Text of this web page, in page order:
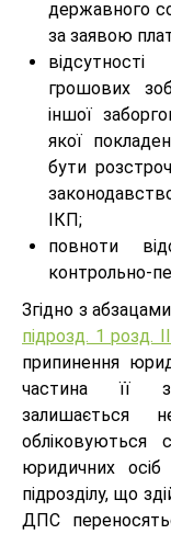
державного
за заявою
грошових
іншої
якої
бути
ІКП;
повноти
контрольно-
Згідно з
підрозд. 1 розд.
припинення
частина її
залишається
обліковуються
юридичних осіб
підрозділу, що
ДПС